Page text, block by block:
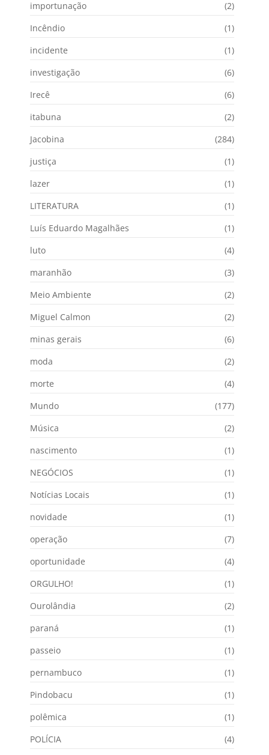
importunação
(2)
Incêndio
(1)
incidente
(1)
investigação
(6)
Irecê
(6)
itabuna
(2)
Jacobina
(284)
justiça
(1)
lazer
(1)
LITERATURA
(1)
Luís Eduardo Magalhães
(1)
luto
(4)
maranhão
(3)
Meio Ambiente
(2)
Miguel Calmon
(2)
minas gerais
(6)
moda
(2)
morte
(4)
Mundo
(177)
Música
(2)
nascimento
(1)
NEGÓCIOS
(1)
Notícias Locais
(1)
novidade
(1)
operação
(7)
oportunidade
(4)
ORGULHO!
(1)
Ourolândia
(2)
paraná
(1)
passeio
(1)
pernambuco
(1)
Pindobacu
(1)
polêmica
(1)
POLÍCIA
(4)